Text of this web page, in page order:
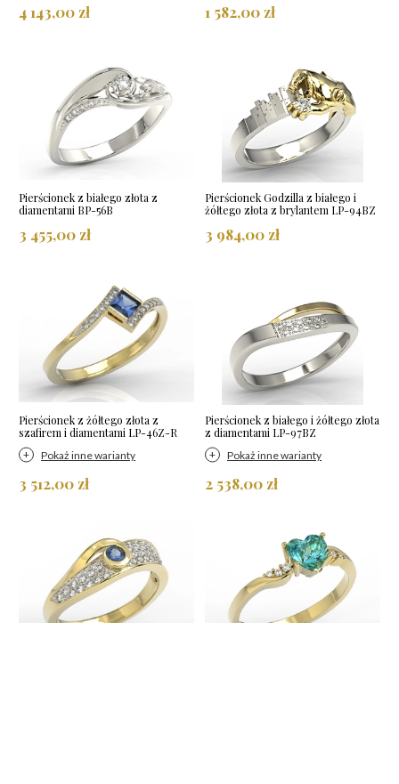
4 143,00 zł 1 582,00 zł
Pierścionek z białego złota z
diamentami BP-56B
3 455,00 zł
Pierścionek Godzilla z białego i
żółtego złota z brylantem LP-94BZ
3 984,00 zł
Pierścionek z żółtego złota z
szafirem i diamentami LP-46Z-R
Pokaż inne warianty
3 512,00 zł
Pierścionek z białego i żółtego złota
z diamentami LP-97BZ
Pokaż inne warianty
2 538,00 zł